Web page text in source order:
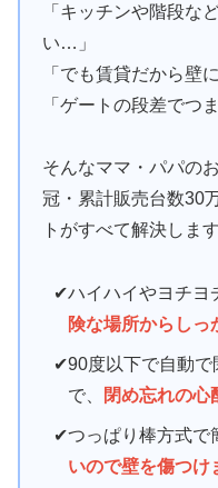
「キッチンや階段な
い…」
「でも賃貸だから壁
「ゲートの段差でつ
そんなママ・パパの
冠・累計販売台数30
トがすべて解決します
ハイハイやヨチヨ
険な場所からしっ
90度以下で自動
で、
閉め忘れの心
つっぱり棒方式で
いので壁を傷つけ